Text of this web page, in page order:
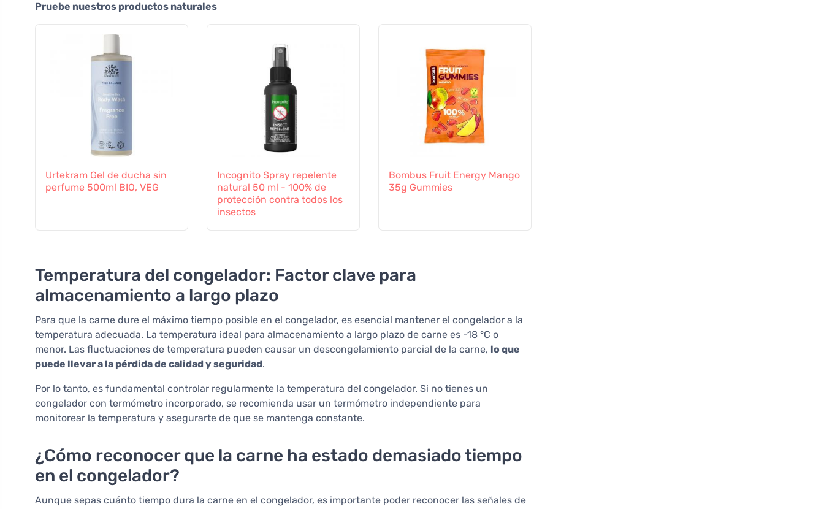
Pruebe nuestros productos naturales
Urtekram Gel de ducha sin
perfume 500ml BIO, VEG
Incognito Spray repelente
natural 50 ml - 100% de
protección contra todos los
insectos
Bombus Fruit Energy Mango
35g Gummies
Temperatura del congelador: Factor clave para
almacenamiento a largo plazo
Para que la carne dure el máximo tiempo posible en el congelador, es esencial mantener el congelador a la
temperatura adecuada. La temperatura ideal para almacenamiento a largo plazo de carne es -18 °C o
menor. Las fluctuaciones de temperatura pueden causar un descongelamiento parcial de la carne, lo que
puede llevar a la pérdida de calidad y seguridad.
Por lo tanto, es fundamental controlar regularmente la temperatura del congelador. Si no tienes un
congelador con termómetro incorporado, se recomienda usar un termómetro independiente para
monitorear la temperatura y asegurarte de que se mantenga constante.
¿Cómo reconocer que la carne ha estado demasiado tiempo
en el congelador?
Aunque sepas cuánto tiempo dura la carne en el congelador, es importante poder reconocer las señales de